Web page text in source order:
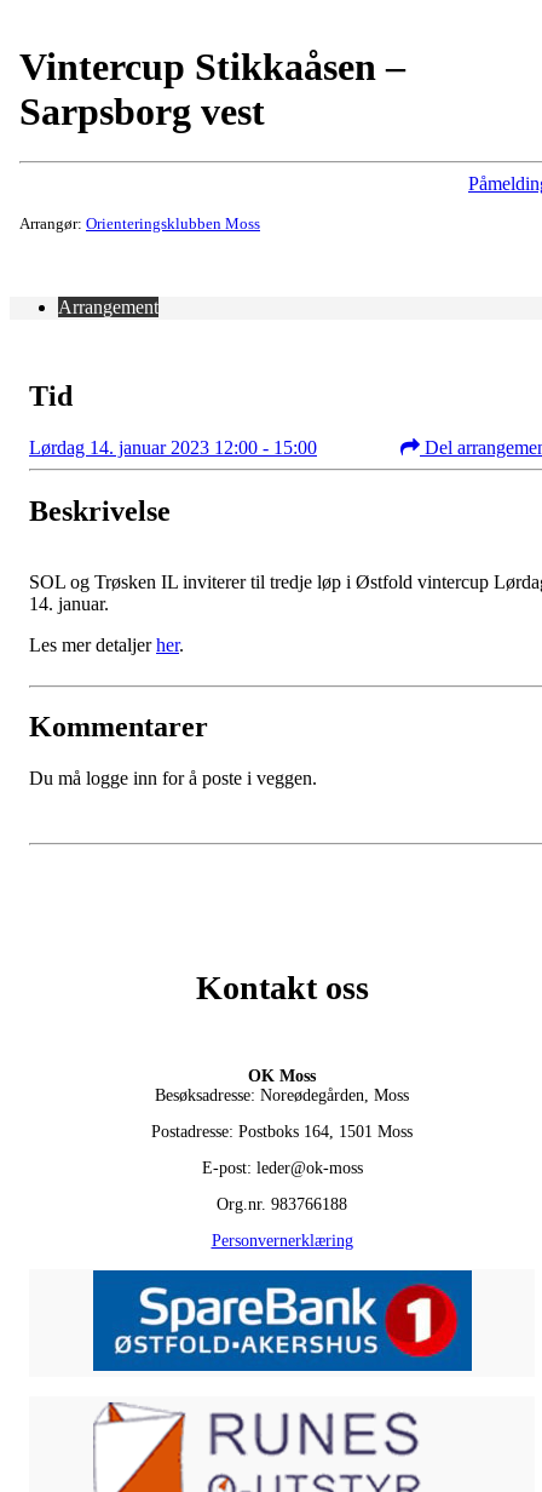
Vintercup Stikkaåsen –
Sarpsborg vest
Arrangør: Orienteringsklubben Moss
Arrangement
Tid
Lørdag 14. januar 2023 12:00 - 15:00 Del
Beskrivelse
SOL og Trøsken IL inviterer til tredje løp i Østfold vintercup
14. januar.
Les mer detaljerher.
Kommentarer
Du må logge inn for å poste i veggen.
Kontakt oss
OK Moss
Besøksadresse: Noreødegården, Moss
Postadresse: Postboks 164, 1501 Moss
E-post: leder@ok-moss
Org.nr. 983766188
Personvernerklæring